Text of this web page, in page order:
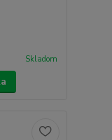
Skladom